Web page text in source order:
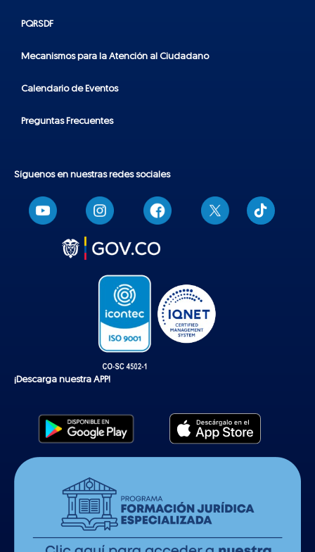
PQRSDF
Mecanismos para la Atención al Ciudadano
Calendario de Eventos
Preguntas Frecuentes
Síguenos en nuestras redes sociales
T
i
k
¡Descarga nuestra APP!